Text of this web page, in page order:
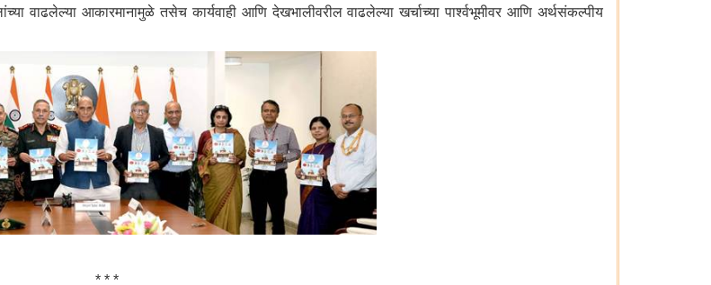
वाढलेल्या आकारमानामुळे तसेच कार्यवाही आणि देखभालीवरील वाढलेल्या खर्चाच्या पार्श्वभूमीवर आणि अर्थसंकल्पीय
* * *